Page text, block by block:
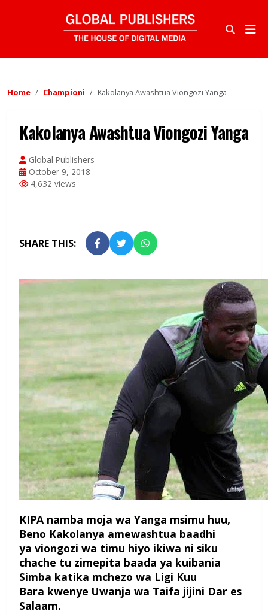
Home Championi Kakolanya Awashtua Viongozi Yanga
Kakolanya Awashtua Viongozi Yanga
Global Publishers
October 9, 2018
4,632 views
SHARE THIS:
KIPA namba moja wa Yanga msimu huu,
Beno Kakolanya amewashtua baadhi
ya viongozi wa timu hiyo ikiwa ni siku
chache tu zimepita baada ya kuibania
Simba katika mchezo wa Ligi Kuu
Bara kwenye Uwanja wa Taifa jijini Dar es
Salaam.